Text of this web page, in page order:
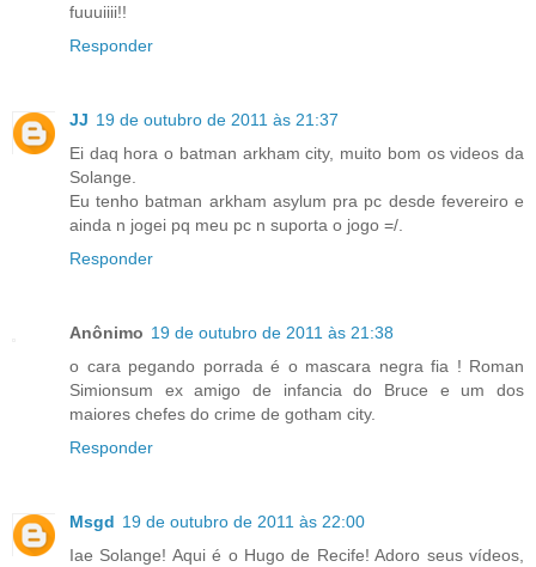
fuuuiiii!!
Responder
JJ 19 de outubro de 2011 às 21:37
Ei daq hora o batman arkham city, muito bom os videos da
Solange.
Eu tenho batman arkham asylum pra pc desde fevereiro e
ainda n jogei pq meu pc n suporta o jogo =/.
Responder
Anônimo 19 de outubro de 2011 às 21:38
o cara pegando porrada é o mascara negra fia ! Roman
Simionsum ex amigo de infancia do Bruce e um dos
maiores chefes do crime de gotham city.
Responder
Msgd 19 de outubro de 2011 às 22:00
Iae Solange! Aqui é o Hugo de Recife! Adoro seus vídeos,